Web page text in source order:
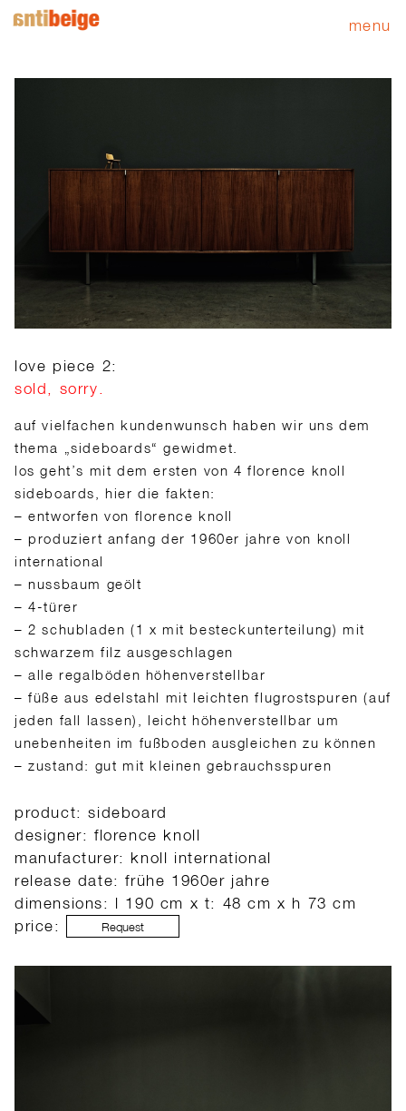
menu
love piece 2:
sold, sorry.
auf vielfachen kundenwunsch haben wir uns dem
thema „sideboards“ gewidmet.
los geht’s mit dem ersten von 4 florence knoll
sideboards, hier die fakten:
– entworfen von florence knoll
– produziert anfang der 1960er jahre von knoll
international
– nussbaum geölt
– 4-türer
– 2 schubladen (1 x mit besteckunterteilung) mit
schwarzem filz ausgeschlagen
– alle regalböden höhenverstellbar
– füße aus edelstahl mit leichten flugrostspuren (auf
jeden fall lassen), leicht höhenverstellbar um
unebenheiten im fußboden ausgleichen zu können
– zustand: gut mit kleinen gebrauchsspuren
product: sideboard
designer: florence knoll
manufacturer: knoll international
release date: frühe 1960er jahre
dimensions: l 190 cm x t: 48 cm x h 73 cm
price:
Request